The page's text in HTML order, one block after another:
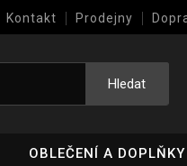
Kontakt Prodejny
Hledat
OBLEČENÍ A DOPLŇKY